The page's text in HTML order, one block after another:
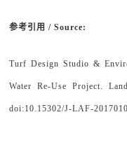
参考引用 / Source:
Turf Design Studio &
Water Re-Use Project.
doi:10.15302/J-LAF-